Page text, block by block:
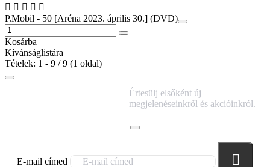
P.Mobil - 50 [Aréna 2023. április 30.] (DVD)
Kosárba
Kívánságlistára
Tételek: 1 - 9 / 9 (1 oldal)
Értesülj elsőként új
megjelenéseinkről és akcióinkról.
E-mail címed